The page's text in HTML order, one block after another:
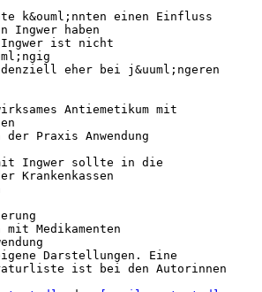
k&ouml;nnten einen Einfluss
Ingwer haben
Ingwer ist nicht
eher bei j&uuml;ngeren
Antiemetikum mit
Praxis Anwendung
Ingwer sollte in die
Krankenkassen
mit Medikamenten
Darstellungen. Eine
ist bei den Autorinnen